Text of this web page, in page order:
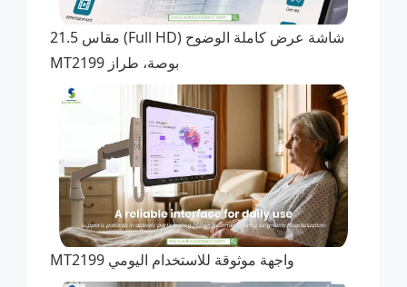
شاشة عرض كاملة الوضوح (Full HD) مقاس 21.5
بوصة، طراز MT2199
واجهة موثوقة للاستخدام اليومي MT2199